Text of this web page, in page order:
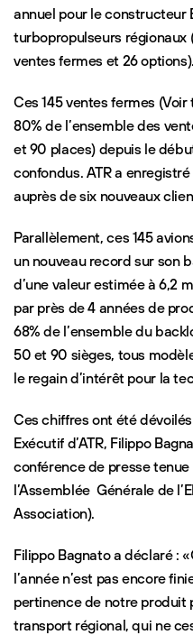
annuel pour le constructeur
turbopropulseurs régionaux
ventes fermes et 26 options).
Ces 145 ventes fermes
80% de l’ensemble des
et 90 places) depuis le
confondus. ATR a
auprès de six nouveaux
Parallèlement, ces 145
un nouveau record sur son
d’une valeur estimée à 6,2
par près de 4 années de
68% de l’ensemble du
50 et 90 sièges, tous
le regain d’intérêt pour la
Ces chiffres ont été
Exécutif d’ATR, Filippo
conférence de presse tenue
l’Assemblée Générale de
Association).
Filippo Bagnato a déclaré :
l’année n’est pas encore
pertinence de notre produit
transport régional, qui ne